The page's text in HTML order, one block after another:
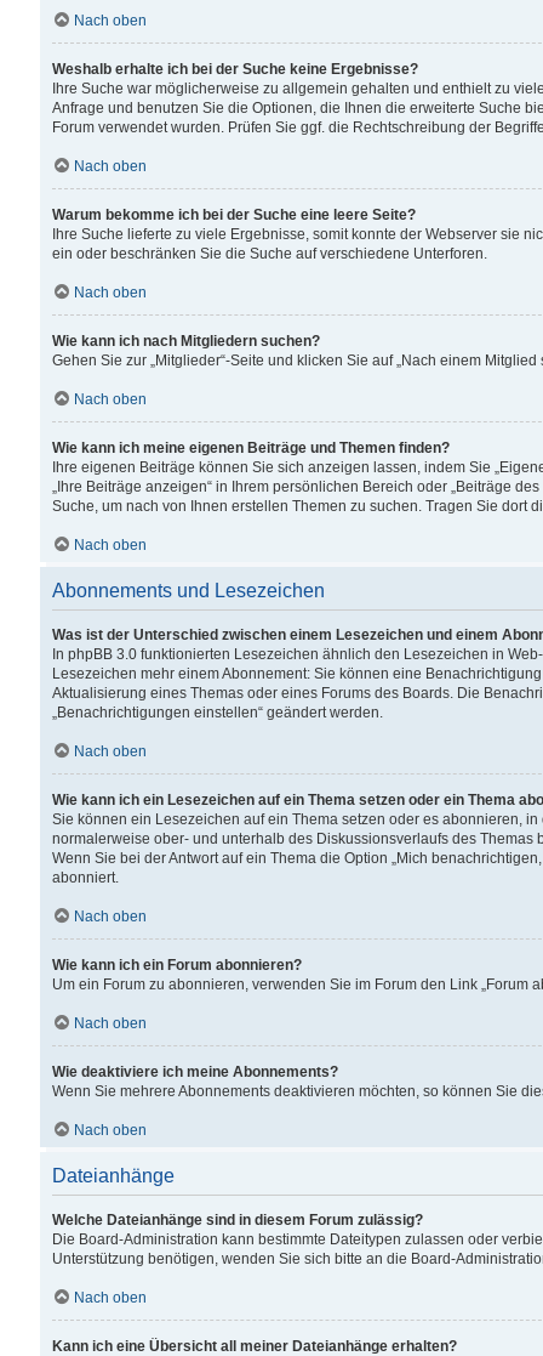
Nach oben
Weshalb erhalte ich bei der Suche keine Ergebnisse?
Ihre Suche war möglicherweise zu allgemein gehalten und enthielt zu
Anfrage und benutzen Sie die Optionen, die Ihnen die erweiterte Suche
Forum verwendet wurden. Prüfen Sie ggf. die Rechtschreibung der
Nach oben
Warum bekomme ich bei der Suche eine leere Seite?
Ihre Suche lieferte zu viele Ergebnisse, somit konnte der Webserver sie
ein oder beschränken Sie die Suche auf verschiedene Unterforen.
Nach oben
Wie kann ich nach Mitgliedern suchen?
Gehen Sie zur „Mitglieder“-Seite und klicken Sie auf „Nach einem Mitglied
Nach oben
Wie kann ich meine eigenen Beiträge und Themen finden?
Ihre eigenen Beiträge können Sie sich anzeigen lassen, indem Sie
„Ihre Beiträge anzeigen“ in Ihrem persönlichen Bereich oder „Beiträge
Suche, um nach von Ihnen erstellen Themen zu suchen. Tragen Sie dort
Nach oben
Abonnements und Lesezeichen
Was ist der Unterschied zwischen einem Lesezeichen und einem
In phpBB 3.0 funktionierten Lesezeichen ähnlich den Lesezeichen in
Lesezeichen mehr einem Abonnement: Sie können eine
Aktualisierung eines Themas oder eines Forums des Boards. Die
„Benachrichtigungen einstellen“ geändert werden.
Nach oben
Wie kann ich ein Lesezeichen auf ein Thema setzen oder ein Thema
Sie können ein Lesezeichen auf ein Thema setzen oder es abonnieren,
normalerweise ober- und unterhalb des Diskussionsverlaufs des Themas
Wenn Sie bei der Antwort auf ein Thema die Option „Mich
abonniert.
Nach oben
Wie kann ich ein Forum abonnieren?
Um ein Forum zu abonnieren, verwenden Sie im Forum den Link „Forum
Nach oben
Wie deaktiviere ich meine Abonnements?
Wenn Sie mehrere Abonnements deaktivieren möchten, so können Sie
Nach oben
Dateianhänge
Welche Dateianhänge sind in diesem Forum zulässig?
Die Board-Administration kann bestimmte Dateitypen zulassen oder
Unterstützung benötigen, wenden Sie sich bitte an die Board-
Nach oben
Kann ich eine Übersicht all meiner Dateianhänge erhalten?